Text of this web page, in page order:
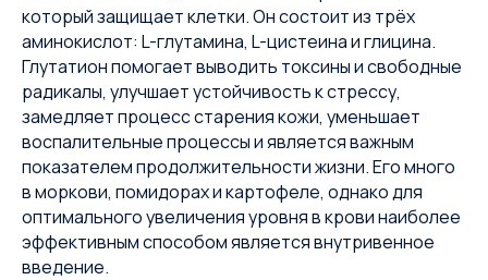
который защищает клетки. Он состоит из трёх
аминокислот: L-глутамина, L-цистеина и глицина.
Глутатион помогает выводить токсины и свободные
радикалы, улучшает устойчивость к стрессу,
замедляет процесс старения кожи, уменьшает
воспалительные процессы и является важным
показателем продолжительности жизни. Его много
в моркови, помидорах и картофеле, однако для
оптимального увеличения уровня в крови наиболее
эффективным способом является внутривенное
введение.